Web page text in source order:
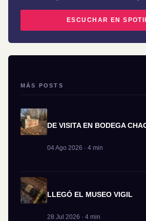
ESCUCHAR EN
MÁS POSTS
DE VISITA EN BODEGA
04 Ago 2026 · 4 min
LLEGÓ EL MUSEO VIGIL
28 Jul 2026 · 4 min